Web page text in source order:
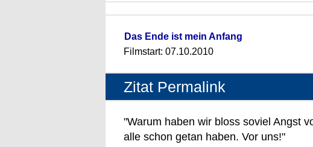
Das Ende ist mein Anfang
Filmstart: 07.10.2010
Zitat Permalink
"Warum haben wir bloss soviel Angst
alle schon getan haben. Vor uns!"